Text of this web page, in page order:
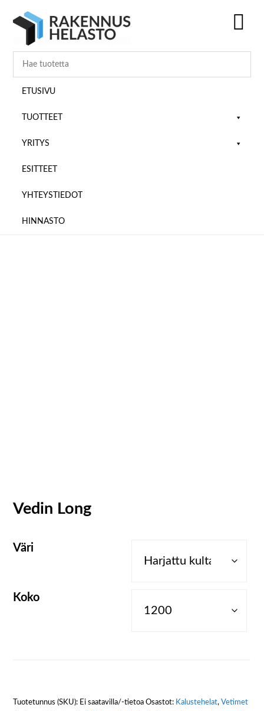
pääsisältöön
ensisijaiseen
alatunnisteeseen
ETUSIVU
TUOTTEET
YRITYS
ESITTEET
YHTEYSTIEDOT
HINNASTO
Vedin Long
Väri
Koko
Tuotetunnus (SKU): Ei saatavilla/-tietoa Osastot: Kalustehelat,Vetimet